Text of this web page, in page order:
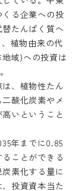
る企業への投
たんぱく質へ
植物由来の代
域)への投資は
、植物性たん
酸化炭素やメ
いということ
年までに0.85
ことができる
素化する量に
投資資本当た